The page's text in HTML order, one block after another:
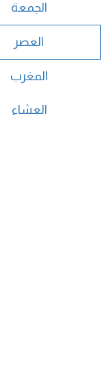
الجمعة
العصر
المغرب
العشاء